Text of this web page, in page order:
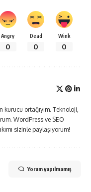
Angry
0
Dead
0
Wink
0
kurucu ortağıyım. Teknoloji,
WordPress ve SEO
sizinle paylaşıyorum!
Yorum yapılmamış